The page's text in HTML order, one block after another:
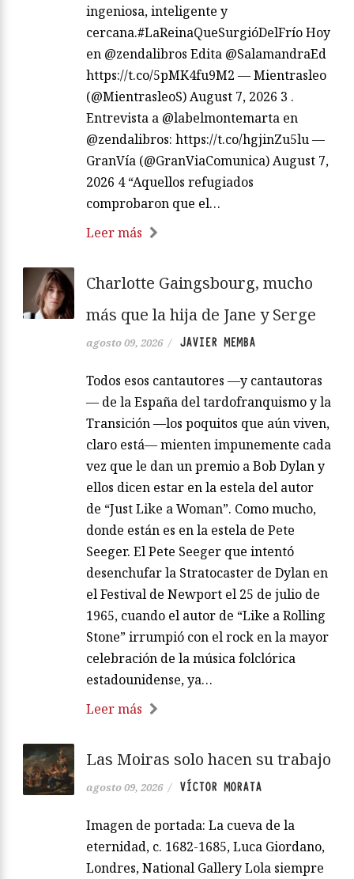
ingeniosa, inteligente y
cercana.#LaReinaQueSurgióDelFrío Hoy
en @zendalibros Edita @SalamandraEd
https://t.co/5pMK4fu9M2 — Mientrasleo
(@MientrasleoS) August 7, 2026 3 .
Entrevista a @labelmontemarta en
@zendalibros: https://t.co/hgjinZu5lu —
GranVía (@GranViaComunica) August 7,
2026 4 “Aquellos refugiados
comprobaron que el…
Leer más
Charlotte Gaingsbourg, mucho
más que la hija de Jane y Serge
agosto 09, 2026 / JAVIER MEMBA
Todos esos cantautores —y cantautoras
— de la España del tardofranquismo y la
Transición —los poquitos que aún viven,
claro está— mienten impunemente cada
vez que le dan un premio a Bob Dylan y
ellos dicen estar en la estela del autor
de “Just Like a Woman”. Como mucho,
donde están es en la estela de Pete
Seeger. El Pete Seeger que intentó
desenchufar la Stratocaster de Dylan en
el Festival de Newport el 25 de julio de
1965, cuando el autor de “Like a Rolling
Stone” irrumpió con el rock en la mayor
celebración de la música folclórica
estadounidense, ya…
Leer más
Las Moiras solo hacen su trabajo
agosto 09, 2026 / VÍCTOR MORATA
Imagen de portada: La cueva de la
eternidad, c. 1682-1685, Luca Giordano,
Londres, National Gallery Lola siempre